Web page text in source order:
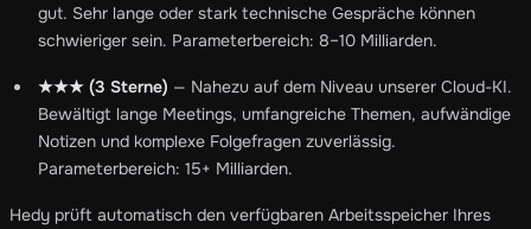
gut. Sehr lange oder stark technische Gespräche können
schwieriger sein. Parameterbereich: 8–10 Milliarden.
★★★ (3 Sterne) — Nahezu auf dem Niveau unserer Cloud-KI.
Bewältigt lange Meetings, umfangreiche Themen, aufwändige
Notizen und komplexe Folgefragen zuverlässig.
Parameterbereich: 15+ Milliarden.
Hedy prüft automatisch den verfügbaren Arbeitsspeicher Ihres